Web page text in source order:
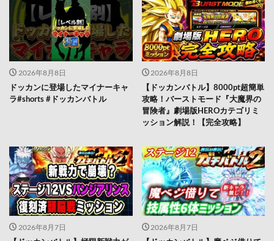
2026年8月8日
ドッカンに登場したマイナーキャ
ラ#shorts #ドッカンバトル
2026年8月8日
【ドッカンバトル】8000pt超簡単
攻略！バーストモード『大魔界の
冒険者』劇場版HEROカテゴリミ
ッション解説！【完全攻略】
2026年8月7日 2026年8月7日